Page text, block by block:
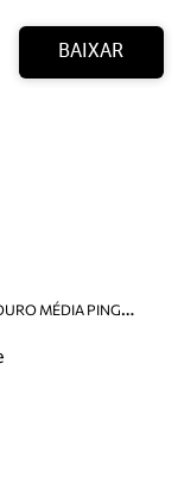
BAIXAR
B
OLSA TOTE MARROM COURO MÉDIA PINGENTE